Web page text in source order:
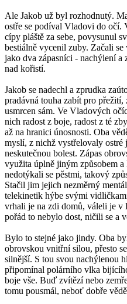
Ale Jakob už byl rozhodnutý.
ostře se podíval Vladovi do očí.
cípy pláště za sebe, povysunul
bestiálně vycenil zuby. Začali
jako dva zápasníci - nachýlení
nad kořistí.
Jakob se nadechl a zprudka
pradávná touha zabít pro
usmrcen sám. Ve Vladových
nich radost z boje, radost z té
až na hranici únosnosti. Oba
myslí, z nichž vystřelovaly ostré
neskutečnou bolest. Zápas
využita úplně jiným způsobem
nedotýkali se pěstmi, takový
Stačil jim jejich nezměrný
telekinetik hýbe svými
vrhali je na zdi domů, váleli je v
pořád to nebylo dost, ničili se a
Bylo to stejné jako jindy. Oba
obrovskou vnitřní silou, přesto
silnější. S tou svou nachýlenou
připomínal polárního vlka
boje vše. Buď zvítězí nebo
tomu pousmál, neboť dobře